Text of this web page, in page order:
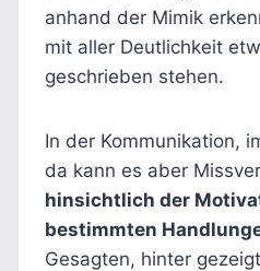
anhand der Mimik
mit aller Deutlichkeit
geschrieben stehen.
In der Kommunikation,
da kann es aber
hinsichtlich der
bestimmten
Gesagten, hinter